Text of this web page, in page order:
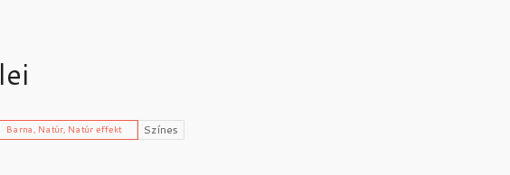
lei
Barna, Natúr, Natúr effekt Színes